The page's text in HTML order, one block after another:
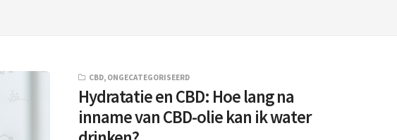
CBD, ONGECATEGORISEERD
Hydratatie en CBD: Hoe lang na
inname van CBD-olie kan ik water